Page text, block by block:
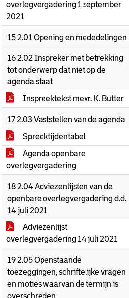
overlegvergadering 1 september
2021
15 2.01 Opening en mededelingen
16 2.02 Inspreker met betrekking
tot onderwerp dat niet op de
agenda staat
Inspreektekst mevr. K. Butter
17 2.03 Vaststellen van de agenda
Spreektijdentabel
Agenda openbare
overlegvergadering
18 2.04 Adviezenlijsten van de
openbare overlegvergadering d.d.
14 juli 2021
Adviezenlijst
overlegvergadering 14 juli 2021
19 2.05 Openstaande
toezeggingen, schriftelijke vragen
en moties waarvan de termijn is
overschreden